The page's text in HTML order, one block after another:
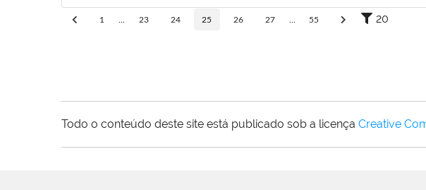
1 23 24 25 26 27 55 20
Todo o conteúdo deste site está publicado sob a licença Creative